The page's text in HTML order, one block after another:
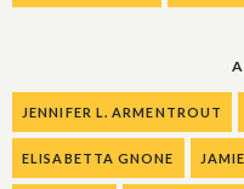
JENNIFER L. ARMENTROUT
ELISABETTA GNONE